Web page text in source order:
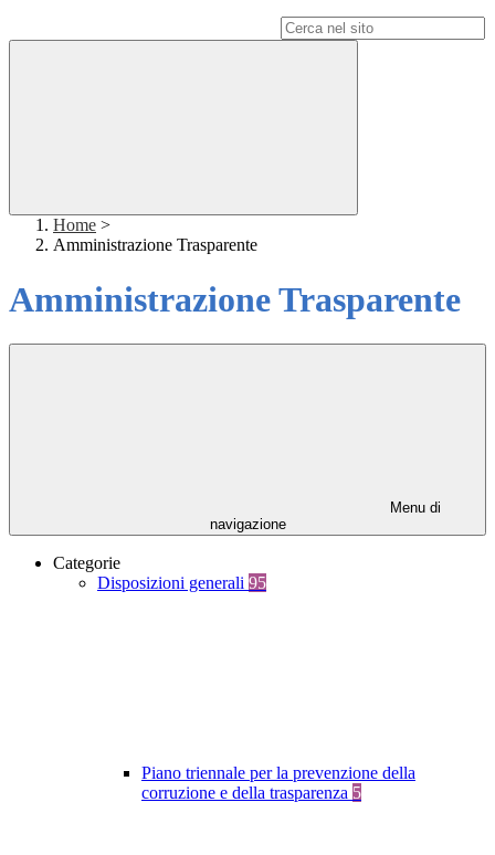
Home >
Amministrazione Trasparente
Amministrazione Trasparente
Menu di
navigazione
Categorie
Disposizioni generali 95
Piano triennale per la prevenzione della
corruzione e della trasparenza 5